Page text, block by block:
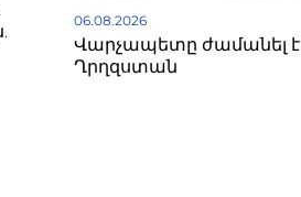
06.08.2026
Վարչապետը ժամանել է
Ղրղզստան